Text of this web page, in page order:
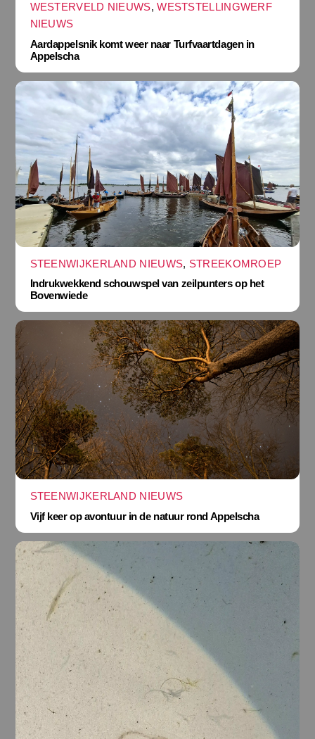
WESTERVELD NIEUWS,WESTSTELLINGWERF
NIEUWS
Aardappelsnik komt weer naar Turfvaartdagen in
Appelscha
STEENWIJKERLAND NIEUWS, STREEKOMROEP
Indrukwekkend schouwspel van zeilpunters op het
Bovenwiede
STEENWIJKERLAND NIEUWS
Vijf keer op avontuur in de natuur rond Appelscha